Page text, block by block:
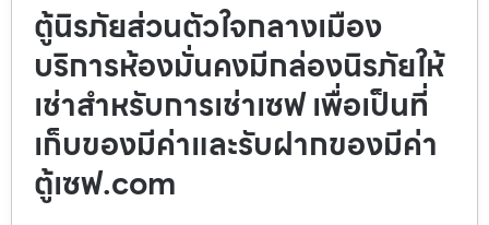
ตู้นิรภัยส่วนตัวใจกลางเมือง
บริการห้องมั่นคงมีกล่องนิรภัยให้
เช่าสำหรับการเช่าเซฟ เพื่อเป็นที่
เก็บของมีค่าและรับฝากของมีค่า
ตู้เซฟ.com